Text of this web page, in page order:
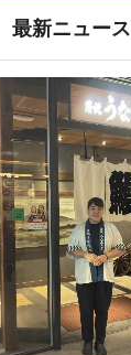
最新ニュース